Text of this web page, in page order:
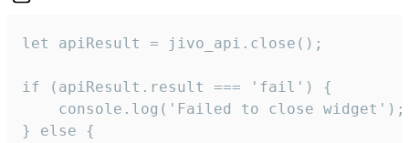
let apiResult = jivo_api.close();
if (apiResult.result === 'fail') {
    console.log('Failed to close widget');
} else {